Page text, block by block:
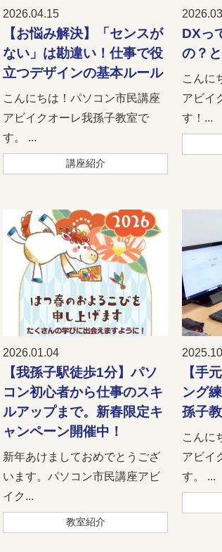
2026.04.15
【お悩み解決】「センスが
ない」は勘違い！仕事で役
立つデザインの基本ルール
こんにちは！パソコン市民講座
アビイクオーレ我孫子教室で
す。 ...
講座紹介
DXっ
の？
こんに
アビイ
す！...
2026.01.04
【我孫子駅徒歩1分】パソ
コン初心者から仕事のスキ
ルアップまで。新春限定キ
ャンペーン開催中！
新年あけましておめでとうござ
います。パソコン市民講座アビ
イク...
教室紹介
【手
ング
孫子
こんに
アビイ
す。 ...